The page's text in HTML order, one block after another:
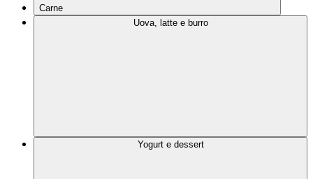
Carne
Uova, latte e burro
Yogurt e dessert